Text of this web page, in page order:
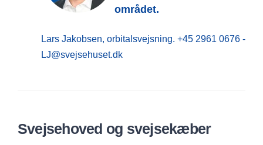
området.
Lars Jakobsen, orbitalsvejsning. +45 2961 0676 -
LJ@svejsehuset.dk
Svejsehoved og svejsekæber